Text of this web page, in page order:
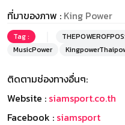
ที่มาของภาพ : King Power
Tag :
MusicPower
ติดตามช่องทางอื่นๆ:
Website : siamsport.co.th
Facebook : siamsport